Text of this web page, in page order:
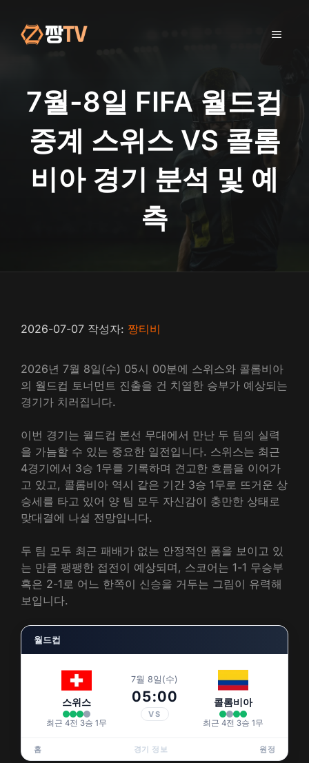
메
7월-8일 FIFA 월드컵
중계 스위스 VS 콜롬
비아 경기 분석 및 예
측
2026-07-07 작성자: 짱티비
2026년 7월 8일(수) 05시 00분에 스위스와 콜롬비아
의 월드컵 토너먼트 진출을 건 치열한 승부가 예상되는
경기가 치러집니다.
이번 경기는 월드컵 본선 무대에서 만난 두 팀의 실력
을 가늠할 수 있는 중요한 일전입니다. 스위스는 최근
4경기에서 3승 1무를 기록하며 견고한 흐름을 이어가
고 있고, 콜롬비아 역시 같은 기간 3승 1무로 뜨거운 상
승세를 타고 있어 양 팀 모두 자신감이 충만한 상태로
맞대결에 나설 전망입니다.
두 팀 모두 최근 패배가 없는 안정적인 폼을 보이고 있
는 만큼 팽팽한 접전이 예상되며, 스코어는 1-1 무승부
혹은 2-1로 어느 한쪽이 신승을 거두는 그림이 유력해
보입니다.
월드컵
스위스
최근 4전 3승 1무
7월 8일(수)
05:00
VS
콜롬비아
최근 4전 3승 1무
홈 경기 정보 원정